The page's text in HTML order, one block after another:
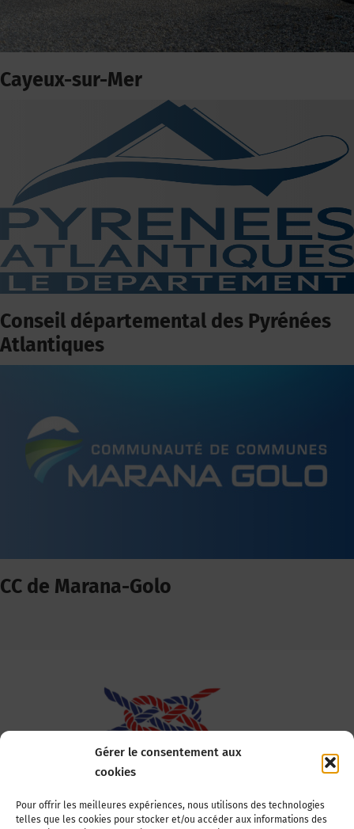
Gérer le consentement aux
cookies
Pour offrir les meilleures expériences, nous utilisons des technologies
telles que les cookies pour stocker et/ou accéder aux informations des
Cayeux-sur-Mer
Conseil départemental des Pyrénées
Atlantiques
CC de Marana-Golo
Association Nationale des Elus des Littoraux
22, boulevard de la Tour-Maubourg